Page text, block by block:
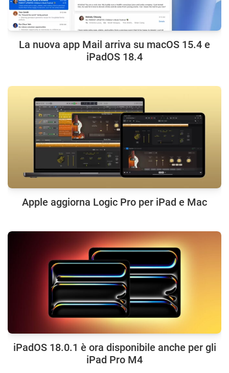
La nuova app Mail arriva su macOS 15.4 e
iPadOS 18.4
Apple aggiorna Logic Pro per iPad e Mac
iPadOS 18.0.1 è ora disponibile anche per gli
iPad Pro M4